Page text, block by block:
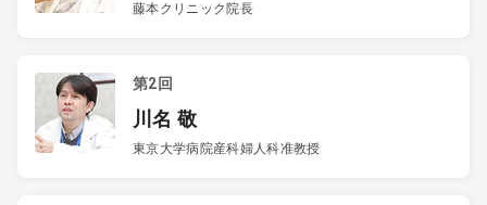
藤本クリニック院長
第2回
川名 敬
東京大学病院産科婦人科准教授